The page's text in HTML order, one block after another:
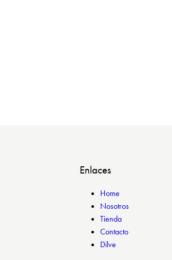
Enlaces
Home
Nosotros
Tienda
Contacto
Dilve